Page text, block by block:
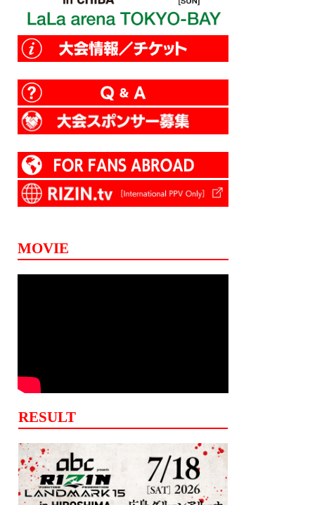
MOVIE
RESULT